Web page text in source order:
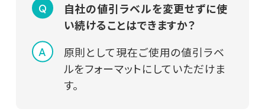
自社の値引ラベルを変更せずに使
い続けることはできますか？
原則として現在ご使用の値引ラベ
ルをフォーマットにしていただけま
す。